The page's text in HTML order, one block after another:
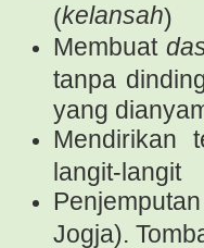
(kelansah)
Membuat
tanpa
yang
Mendirikan
langit-langit
Jogja).